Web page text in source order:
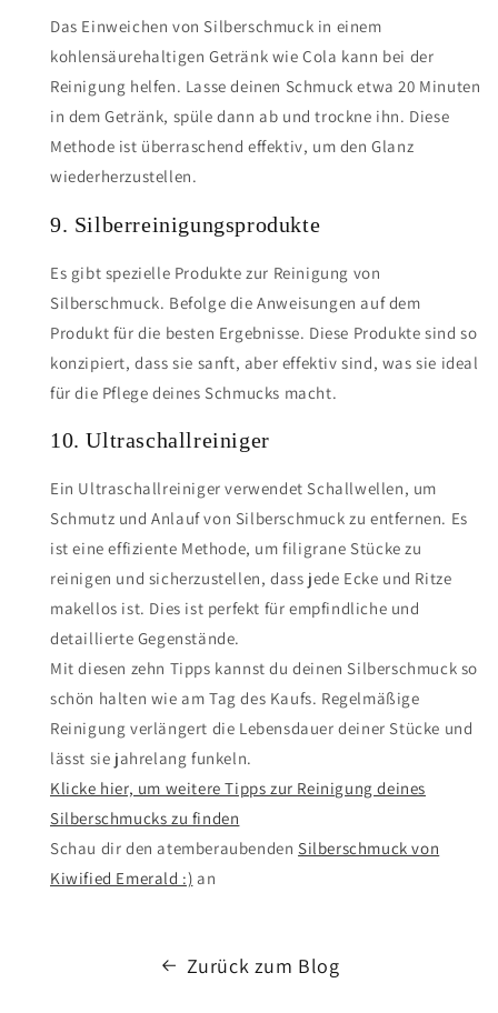
Das Einweichen von Silberschmuck in einem
kohlensäurehaltigen Getränk wie Cola kann bei der
Reinigung helfen. Lasse deinen Schmuck etwa 20 Minuten
in dem Getränk, spüle dann ab und trockne ihn. Diese
Methode ist überraschend effektiv, um den Glanz
wiederherzustellen.
9. Silberreinigungsprodukte
Es gibt spezielle Produkte zur Reinigung von
Silberschmuck. Befolge die Anweisungen auf dem
Produkt für die besten Ergebnisse. Diese Produkte sind so
konzipiert, dass sie sanft, aber effektiv sind, was sie ideal
für die Pflege deines Schmucks macht.
10. Ultraschallreiniger
Ein Ultraschallreiniger verwendet Schallwellen, um
Schmutz und Anlauf von Silberschmuck zu entfernen. Es
ist eine effiziente Methode, um filigrane Stücke zu
reinigen und sicherzustellen, dass jede Ecke und Ritze
makellos ist. Dies ist perfekt für empfindliche und
detaillierte Gegenstände.
Mit diesen zehn Tipps kannst du deinen Silberschmuck so
schön halten wie am Tag des Kaufs. Regelmäßige
Reinigung verlängert die Lebensdauer deiner Stücke und
lässt sie jahrelang funkeln.
Klicke hier, um weitere Tipps zur Reinigung deines
Silberschmucks zu finden
Schau dir den atemberaubendenSilberschmuck von
Kiwified Emerald :) an
Zurück zum Blog